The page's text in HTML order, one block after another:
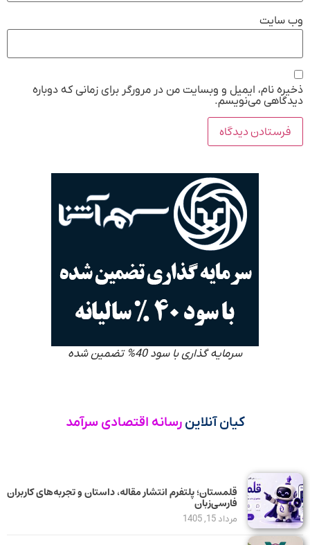
وب‌ سایت
ذخیره نام، ایمیل و وبسایت من در مرورگر برای زمانی که دوباره
دیدگاهی می‌نویسم.
سرمایه گذاری با سود 40% تضمین شده
کیان آنلاین رسانه اقتصادی سرآمد
قلمستان؛ پلتفرم انتشار مقاله، داستان و تجربه‌های کاربران
فارسی‌زبان
مرداد 15, 1405